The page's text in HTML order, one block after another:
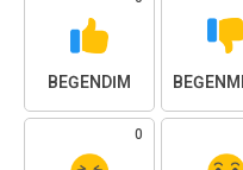
BEĞENDIM
0